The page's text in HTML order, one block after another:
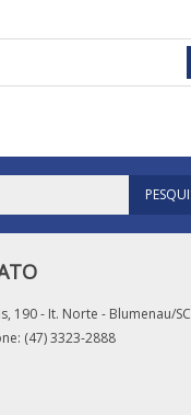
190 - It. Norte - Blumenau/SC
(47) 3323-2888